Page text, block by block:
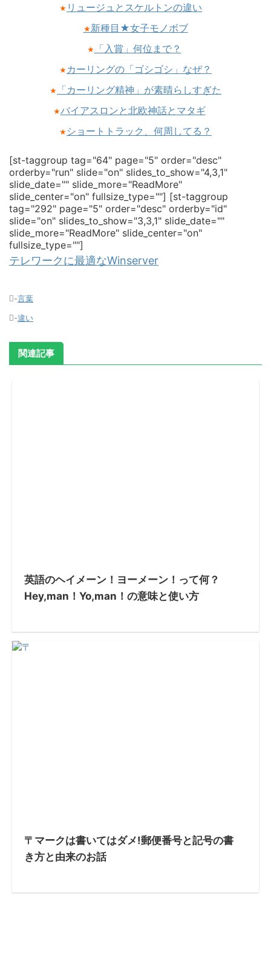
★ リュージュとスケルトンの違い
★新種目★女子モノボブ
★ 「入賞」何位まで？
★ カーリングの「ゴシゴシ」なぜ？
★ 「カーリング精神」が素晴らしすぎた
★バイアスロンと北欧神話とマタギ
★ ショートトラック、何周してる？
[st-taggroup tag="64" page="5" order="desc"
orderby="run" slide="on" slides_to_show="4,3,1"
slide_date="" slide_more="ReadMore"
slide_center="on" fullsize_type=""] [st-taggroup
tag="292" page="5" order="desc" orderby="id"
slide="on" slides_to_show="3,3,1" slide_date=""
slide_more="ReadMore" slide_center="on"
fullsize_type=""]
テレワークに最適なWinserver
-言葉
-違い
関連記事
英語のヘイメーン！ヨーメーン！って何？
Hey,man！Yo,man！の意味と使い方
〒マークは書いてはダメ!郵便番号と記号の書
き方と由来のお話